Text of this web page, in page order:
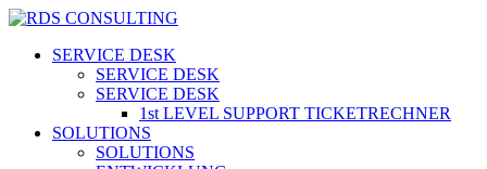
Skip
main
search
Menu
SERVICE DESK
SERVICE DESK
SERVICE DESK
1st LEVEL SUPPORT TICKETRECHNER
SOLUTIONS
SOLUTIONS